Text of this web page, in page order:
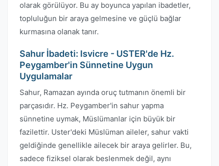
olarak görülüyor. Bu ay boyunca yapılan ibadetler,
topluluğun bir araya gelmesine ve güçlü bağlar
kurmasına olanak tanır.
Sahur İbadeti: Isvicre - USTER'de Hz.
Peygamber'in Sünnetine Uygun
Uygulamalar
Sahur, Ramazan ayında oruç tutmanın önemli bir
parçasıdır. Hz. Peygamber'in sahur yapma
sünnetine uymak, Müslümanlar için büyük bir
fazilettir. Uster'deki Müslüman aileler, sahur vakti
geldiğinde genellikle ailecek bir araya gelirler. Bu,
sadece fiziksel olarak beslenmek değil, aynı